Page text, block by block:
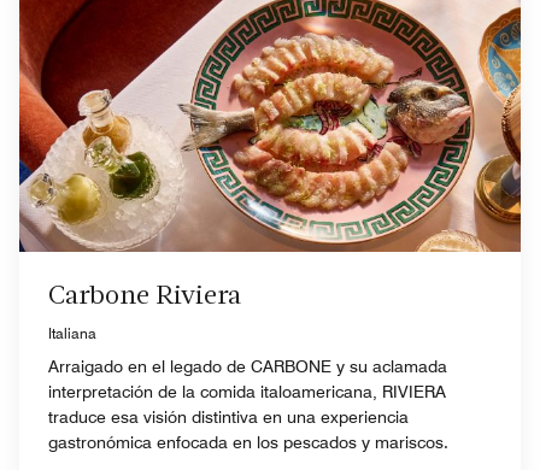
Carbone Riviera
Italiana
Arraigado en el legado de CARBONE y su aclamada
interpretación de la comida italoamericana, RIVIERA
traduce esa visión distintiva en una experiencia
gastronómica enfocada en los pescados y mariscos.